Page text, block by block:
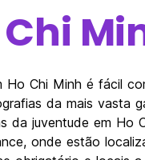
Chi
Ho Chi Minh é fácil
da mais vasta
da juventude em Ho
onde estão